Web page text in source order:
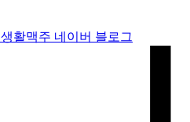
생활맥주 네이버 블로그